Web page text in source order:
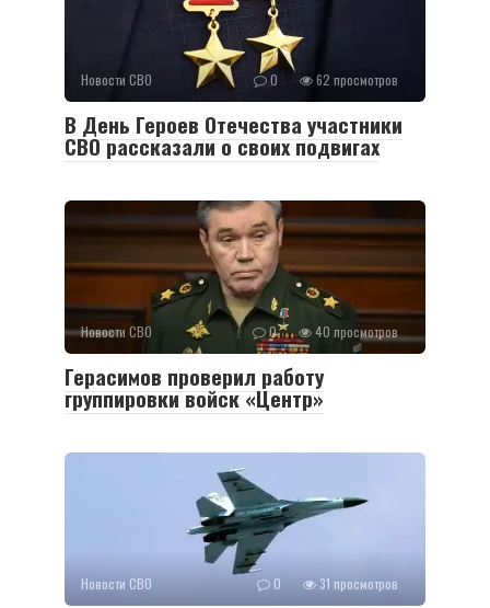
Новости СВО 0 62 просмотров
В День Героев Отечества участники
СВО рассказали о своих подвигах
Новости СВО 0 40 просмотров
Герасимов проверил работу
группировки войск «Центр»
Новости СВО 0 31 просмотров